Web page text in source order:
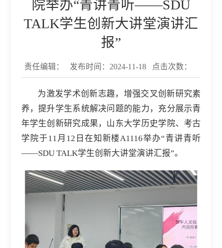
院举办“青讲青听——SDU
TALK学生创新大讲堂演讲汇
报”
责任编辑： 发布时间：2024-11-18 点击次数：
为激发学术创新志趣，增强交叉创新研究素
养，提升学生系统解决问题的能力，充分展示青
年学生创新研究成果，山东大学历史学院、考古
学院于11月12日在知新楼A1116举办“青讲青听
——SDU TALK学生创新大讲堂演讲汇报”。